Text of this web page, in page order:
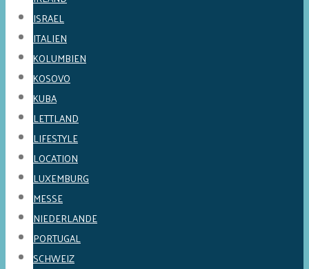
ISRAEL
ITALIEN
KOLUMBIEN
KOSOVO
KUBA
LETTLAND
LIFESTYLE
LOCATION
LUXEMBURG
MESSE
NIEDERLANDE
PORTUGAL
SCHWEIZ